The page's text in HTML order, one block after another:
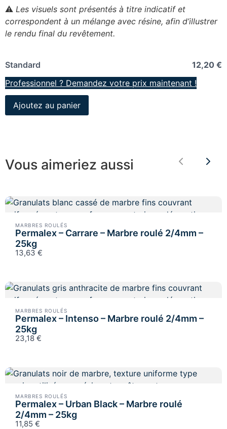
⚠️ Les visuels sont présentés à titre indicatif et
correspondent à un mélange avec résine, afin d’illustrer
le rendu final du revêtement.
Standard
12,20 €
Professionnel ? Demandez votre prix maintenant !
Ajoutez au panier
Vous aimeriez aussi Previous
MARBRES ROULÉS
Permalex – Carrare – Marbre roulé 2/4mm –
25kg
13,63 €
MARBRES ROULÉS
Permalex – Intenso – Marbre roulé 2/4mm –
25kg
23,18 €
MARBRES ROULÉS
Permalex – Urban Black – Marbre roulé
2/4mm – 25kg
11,85 €